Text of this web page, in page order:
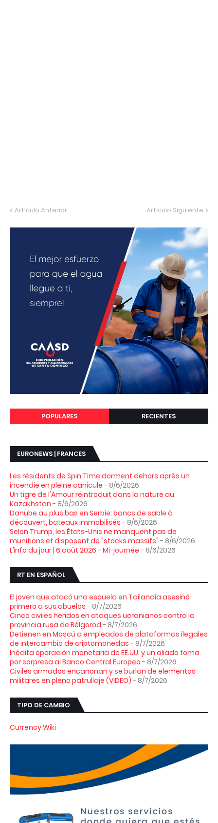
Artículo Anterior Artículo Siguiente
POPULARES RECIENTES
EURONEWS | FRANCES
Les résidents de Spin Time dorment dehors après un
incendie en pleine canicule - 8/6/2026
Un tigre de l'Amour réintroduit dans la nature au
Kazakhstan - 8/6/2026
Danube au plus bas en Serbie: bancs de sable à
découvert, bateaux immobilisés - 8/6/2026
Selon Trump, les États-Unis ne manquent pas de
munitions et disposent de "stocks massifs" - 8/6/2026
L’info du jour | 6 août 2026 - Mi-journée - 8/6/2026
RT EN ESPAÑOL
El joven que atacó una escuela en Tailandia asesinó
primero a sus abuelos - 8/7/2026
Cinco civiles heridos en ataques ucranianos contra la
provincia rusa de Bélgorod - 8/7/2026
Detienen en Moscú a empleados de plataformas ilegales
de intercambio de criptomonedas - 8/7/2026
Inédita operación monetaria de EE.UU. y un aliado toma
por sorpresa al Banco Central Europeo - 8/7/2026
Civiles armados encañonan y se burlan de elementos
militares en pleno patrullaje (VIDEO) - 8/7/2026
TIPO DE CAMBIO
Currency.Wiki